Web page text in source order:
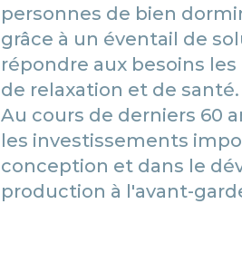
personnes de bien
grâce à un éventail de
répondre aux besoins
de relaxation et de santé.
Au cours de derniers 60
les investissements
conception et dans le
production à l'avant-